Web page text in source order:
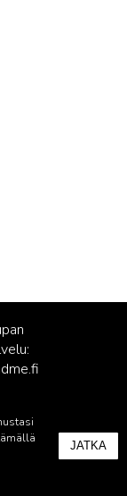
JATKA